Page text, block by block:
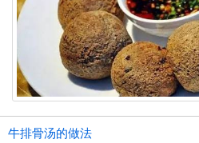
牛排骨汤的做法